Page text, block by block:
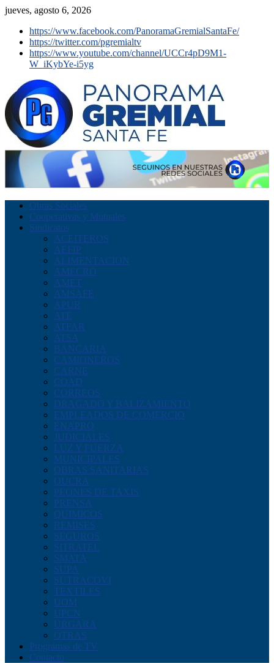
jueves, agosto 6, 2026
https://www.facebook.com/PanoramaGremialSantaFe/
https://twitter.com/pgremialtv
https://www.youtube.com/channel/UCCr4pD9M1-
W_iKybYe-i5yg
Obras Sociales
Cooperativas y Mutuales
Sindicatos
ACEITEROS
AEFIP
ALIMENTACION
AMECRO
AMET
AMSAFE
APUR
ATE
ATFAR
ATSA
BANCARIA
CAMIONEROS
CARNE
COAD
CORREOS
DRAGADO Y BALIZAMIENTO
EMPLEADOS DE COMERCIO
ENAPRO
JUDICIALES
LUZ Y FUERZA
MUNICIPALES
OBRAS SANITARIAS
OUCRA
PEONES DE TAXIS
PRENSA
QUIMICOS
REMISES
SEGUROS
SITRATEL
SMATA
SUPA
SUTRACOVI
TEXTILES
UOM
UPCN
URGARA
OTRAS
Programas de TV
Contacto